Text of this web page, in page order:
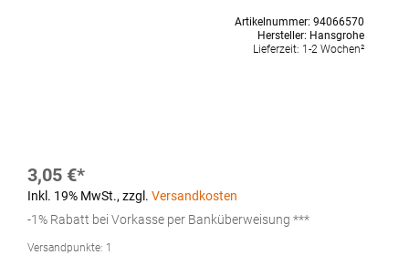
Artikelnummer: 94066570
Hersteller: Hansgrohe
Lieferzeit: 1-2 Wochen²
3,05 €
Inkl. 19% MwSt., zzgl. Versandkosten
-1% Rabatt bei Vorkasse per Banküberweisung ***
Versandpunkte: 1